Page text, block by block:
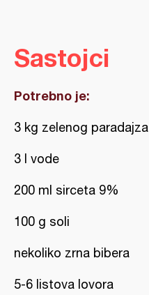
Sastojci
Potrebno je:
3 kg zelenog paradajza
3 l vode
200 ml sirceta 9%
100 g soli
nekoliko zrna bibera
5-6 listova lovora